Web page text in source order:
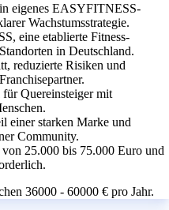
eigenes EASYFITNESS-
Wachstumsstrategie.
eine etablierte Fitness-
in Deutschland.
reduzierte Risiken und
für Quereinsteiger mit
einer starken Marke und
Community.
25.000 bis 75.000 Euro und
36000 - 60000 € pro Jahr.